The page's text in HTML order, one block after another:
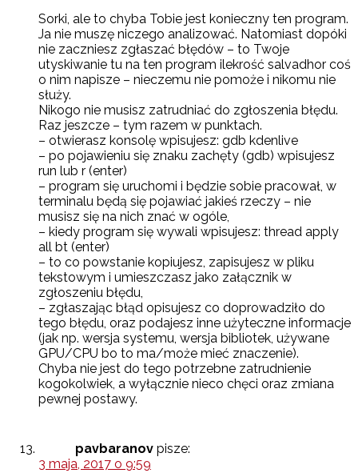
Sorki, ale to chyba Tobie jest konieczny ten program.
Ja nie muszę niczego analizować. Natomiast dopóki
nie zaczniesz zgłaszać błędów – to Twoje
utyskiwanie tu na ten program ilekrość salvadhor coś
o nim napisze – nieczemu nie pomoże i nikomu nie
służy.
Nikogo nie musisz zatrudniać do zgłoszenia błędu.
Raz jeszcze – tym razem w punktach.
– otwierasz konsolę wpisujesz: gdb kdenlive
– po pojawieniu się znaku zachęty (gdb) wpisujesz
run lub r (enter)
– program się uruchomi i będzie sobie pracował, w
terminalu będą się pojawiać jakieś rzeczy – nie
musisz się na nich znać w ogóle,
– kiedy program się wywali wpisujesz: thread apply
all bt (enter)
– to co powstanie kopiujesz, zapisujesz w pliku
tekstowym i umieszczasz jako załącznik w
zgłoszeniu błędu,
– zgłaszając błąd opisujesz co doprowadziło do
tego błędu, oraz podajesz inne użyteczne informacje
(jak np. wersja systemu, wersja bibliotek, używane
GPU/CPU bo to ma/może mieć znaczenie).
Chyba nie jest do tego potrzebne zatrudnienie
kogokolwiek, a wyłącznie nieco chęci oraz zmiana
pewnej postawy.
pavbaranov pisze:
3 maja, 2017 o 9:59